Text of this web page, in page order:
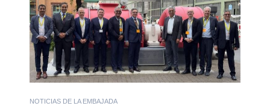
NOTICIAS DE LA EMBAJADA